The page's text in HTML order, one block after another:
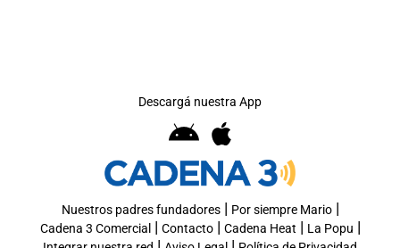
Descargá nuestra App
Nuestros padres fundadores| Por siempre Mario|
Cadena 3 Comercial | Contacto| Cadena Heat | La Popu |